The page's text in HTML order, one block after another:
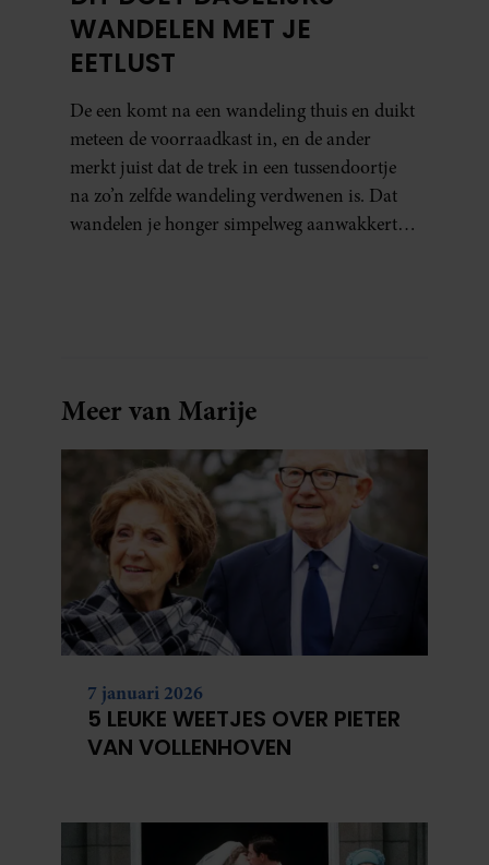
WANDELEN MET JE
EETLUST
De een komt na een wandeling thuis en duikt
meteen de voorraadkast in, en de ander
merkt juist dat de trek in een tussendoortje
na zo’n zelfde wandeling verdwenen is. Dat
wandelen je honger simpelweg aanwakkert,
Meer van Marije
7 januari 2026
5 LEUKE WEETJES OVER PIETER
VAN VOLLENHOVEN